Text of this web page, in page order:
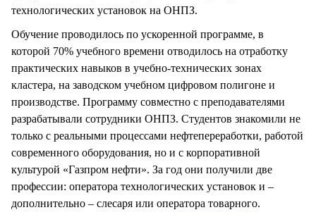
технологических установок на ОНПЗ.
Обучение проводилось по ускоренной программе, в
которой 70% учебного времени отводилось на отработку
практических навыков в учебно-технических зонах
кластера, на заводском учебном цифровом полигоне и
производстве. Программу совместно с преподавателями
разрабатывали сотрудники ОНПЗ. Студентов знакомили не
только с реальными процессами нефтепереработки, работой
современного оборудования, но и с корпоративной
культурой «Газпром нефти». За год они получили две
профессии: оператора технологических установок и –
дополнительно – слесаря или оператора товарного.